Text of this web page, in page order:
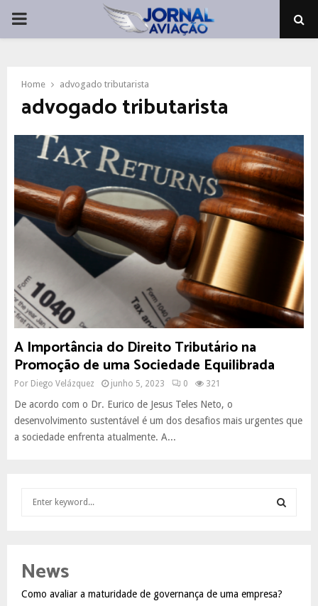
PRIMARY
Home advogado tributarista
advogado tributarista
A Importância do Direito Tributário na
Promoção de uma Sociedade Equilibrada
Por Diego Velázquez junho 5, 2023 0 321
De acordo com o Dr. Eurico de Jesus Teles Neto, o
desenvolvimento sustentável é um dos desafios mais urgentes que
a sociedade enfrenta atualmente. A...
h
o
News
Como avaliar a maturidade de governança de uma empresa?